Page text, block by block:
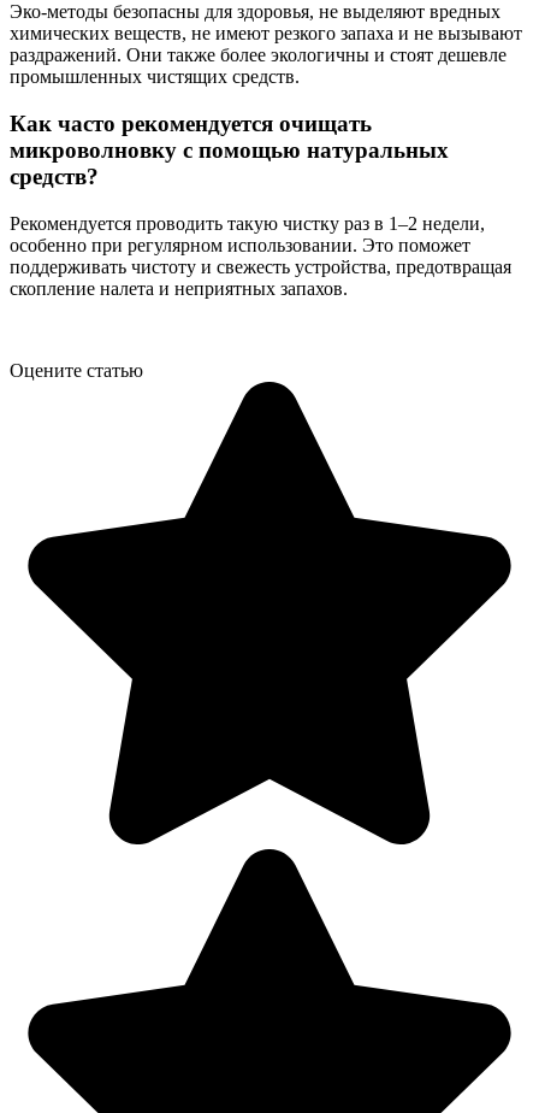
Эко-методы безопасны для здоровья, не выделяют вредных
химических веществ, не имеют резкого запаха и не вызывают
раздражений. Они также более экологичны и стоят дешевле
промышленных чистящих средств.
Как часто рекомендуется очищать
микроволновку с помощью натуральных
средств?
Рекомендуется проводить такую чистку раз в 1–2 недели,
особенно при регулярном использовании. Это поможет
поддерживать чистоту и свежесть устройства, предотвращая
скопление налета и неприятных запахов.
Оцените статью